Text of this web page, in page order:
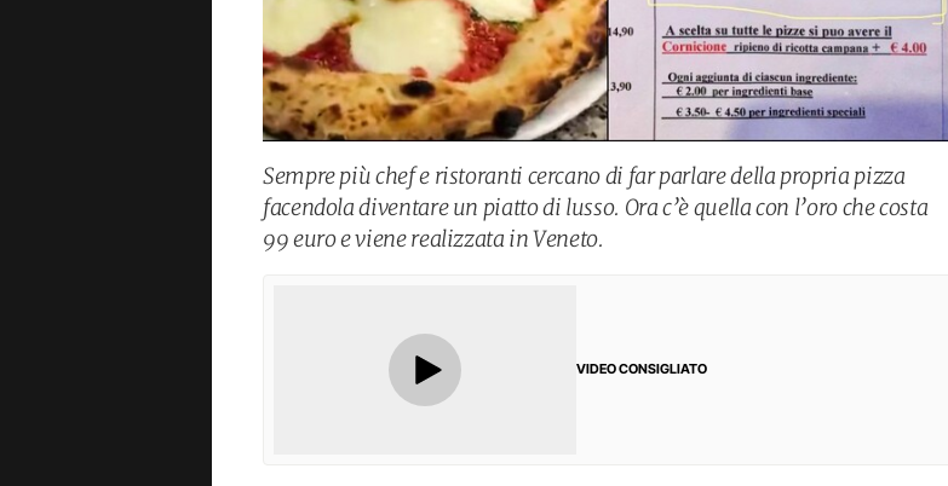
Sempre più chef e ristoranti cercano di far parlare della propria pizza
facendola diventare un piatto di lusso. Ora c’è quella con l’oro che costa
99 euro e viene realizzata in Veneto.
VIDEO CONSIGLIATO